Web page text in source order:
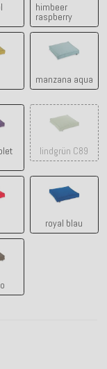
himbeer
raspberry
manzana aqua
manzana
ultraviolet C114
lindgrün C89
lindgrün
royal blau
royal blau